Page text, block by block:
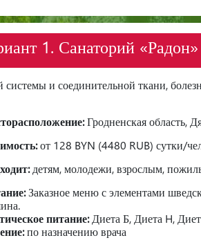
1. Санаторий «Радон»
и соединительной ткани,
Гродненская область,
от 128 BYN (4480 RUB) сутки/
детям, молодежи, взрослым,
Заказное меню с элементами
питание:Диета Б, Диета H,
по назначению врача